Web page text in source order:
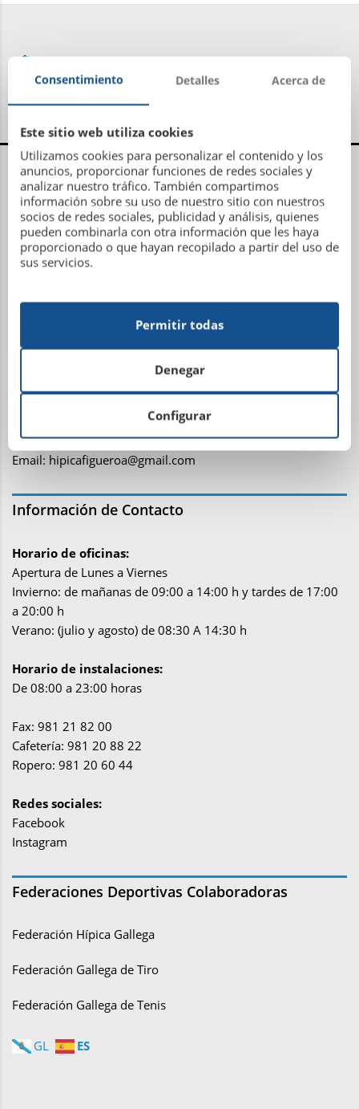
Centro Administrativo, Social y Deportivo
Avenida Metrosidero, S/N
15001 La Coruña
Teléfono: 981 21 81 81
Email:administracion@sdhipicalacoruna.com
Teléfono: 881 15 01 07
Email: hipicafigueroa@gmail.com
Información de Contacto
Horario de oficinas:
Apertura de Lunes a Viernes
Invierno: de mañanas de 09:00 a 14:00 h y tardes de 17:00
a 20:00 h
Verano: (julio y agosto) de 08:30 A 14:30 h
Horario de instalaciones:
De 08:00 a 23:00 horas
Fax: 981 21 82 00
Cafetería: 981 20 88 22
Ropero: 981 20 60 44
Redes sociales:
Facebook
Instagram
Federaciones Deportivas Colaboradoras
Federación Hípica Gallega
Federación Gallega de Tiro
Federación Gallega de Tenis
GL ES
Consentimiento Detalles Acerca de
Este sitio web utiliza cookies
Utilizamos cookies para personalizar el contenido y los
anuncios, proporcionar funciones de redes sociales y
analizar nuestro tráfico. También compartimos
información sobre su uso de nuestro sitio con nuestros
socios de redes sociales, publicidad y análisis, quienes
pueden combinarla con otra información que les haya
proporcionado o que hayan recopilado a partir del uso de
sus servicios.
Configurar
Denegar
Permitir todas